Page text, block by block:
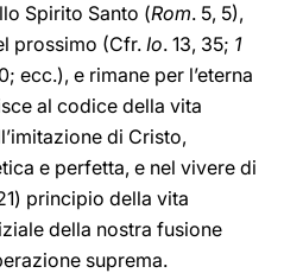
Spirito Santo (Rom. 5, 5),
prossimo (Cfr. Io. 13, 35; 1
ecc.), e rimane per l’eterna
al codice della vita
di Cristo,
e perfetta, e nel vivere di
principio della vita
della nostra fusione
suprema.